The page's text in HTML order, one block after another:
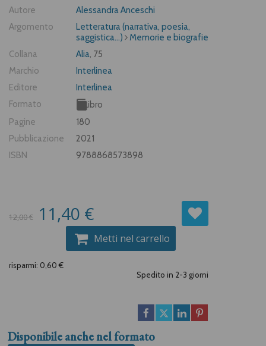
Autore
Alessandra Anceschi
Argomento
Letteratura (narrativa, poesia,
saggistica...)
Memorie e biografie
Collana
Alia, 75
Marchio
Interlinea
Editore
Interlinea
Formato
Libro
Pagine
180
Pubblicazione
2021
ISBN
9788868573898
12,00 € 11,40 €
Metti nel carrello
risparmi: 0,60 €
Spedito in 2-3 giorni
Disponibile anche nel formato